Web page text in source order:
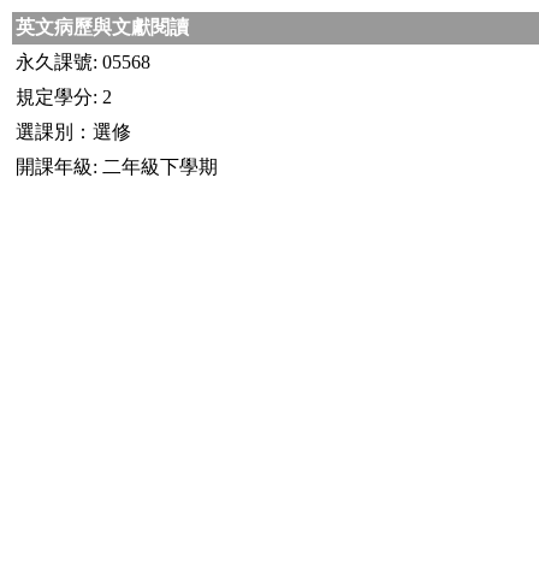
英文病歷與文獻閱讀
永久課號: 05568
規定學分: 2
選課別：選修
開課年級: 二年級下學期